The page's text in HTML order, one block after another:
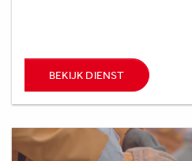
BEKIJK DIENST